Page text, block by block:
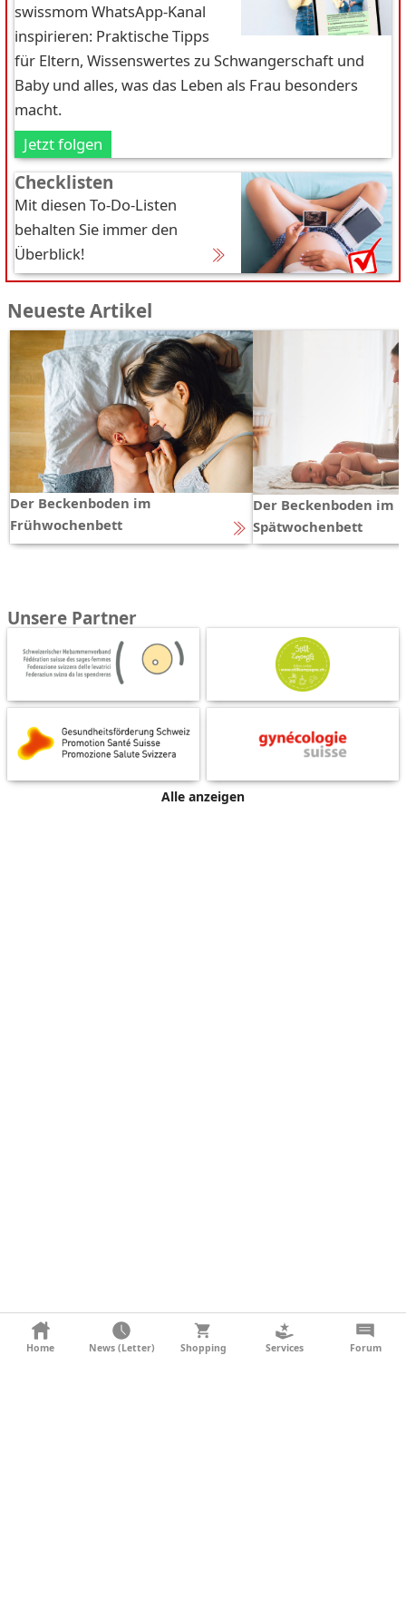
swissmom WhatsApp-Kanal
inspirieren: Praktische Tipps
für Eltern, Wissenswertes zu Schwangerschaft und
Baby und alles, was das Leben als Frau besonders
macht.
Jetzt folgen
Checklisten
Mit diesen To-Do-Listen
behalten Sie immer den
Überblick!
Neueste Artikel
Der Beckenboden im
Frühwochenbett
Der Beckenboden im
Spätwochenbett
Unsere Partner
Alle anzeigen
KONTAKT
Home News (Letter) Shopping Services Forum